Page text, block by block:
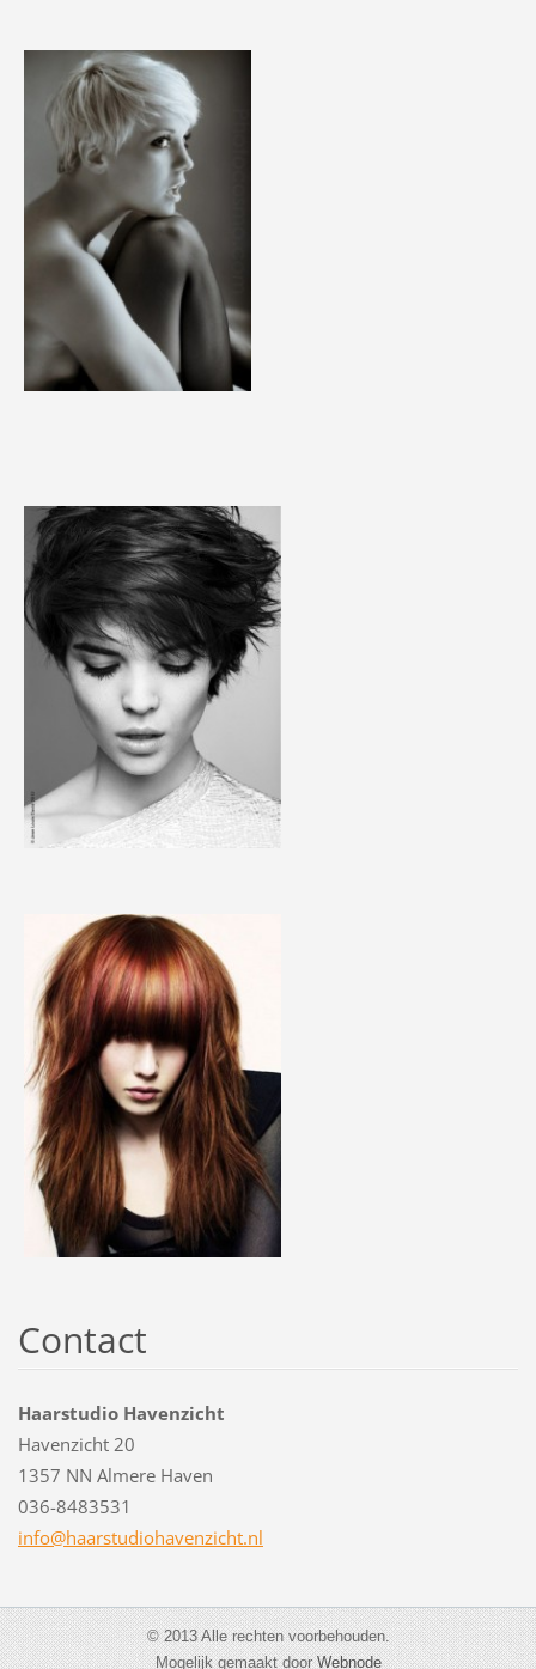
Contact
Haarstudio Havenzicht
Havenzicht 20
1357 NN Almere Haven
036-8483531
info@haarstudiohavenzicht.nl
© 2013 Alle rechten voorbehouden.
Mogelijk gemaakt doorWebnode